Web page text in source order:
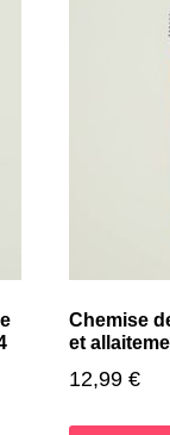
Chemise
et
12,99 €